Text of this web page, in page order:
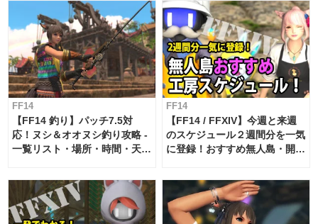
FF14
【FF14 釣り】パッチ7.5対
応！ヌシ＆オオヌシ釣り攻略 -
一覧リスト・場所・時間・天
FF14
【FF14 / FFXIV】今週と来週
のスケジュール２週間分を一気
に登録！おすすめ無人島・開拓